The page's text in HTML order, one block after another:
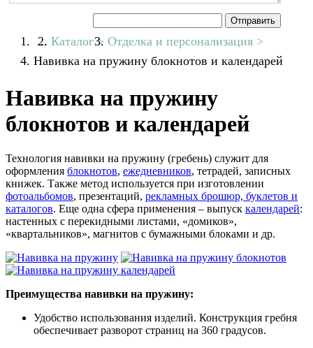
... Каталог
Отделка и персонализация
Навивка на пружину блокнотов и календарей
Навивка на пружину
блокнотов и календарей
Технология навивки на пружину (гребень) служит для
оформления блокнотов, ежедневников, тетрадей, записных
книжек. Также метод используется при изготовлении
фотоальбомов, презентаций, рекламных брошюр, буклетов и
каталогов. Еще одна сфера применения – выпуск календарей:
настенных с перекидными листами, «домиков»,
«квартальников», магнитов с бумажными блоками и др.
Преимущества навивки на пружину:
Удобство использования изделий. Конструкция гребня
обеспечивает разворот страниц на 360 градусов.